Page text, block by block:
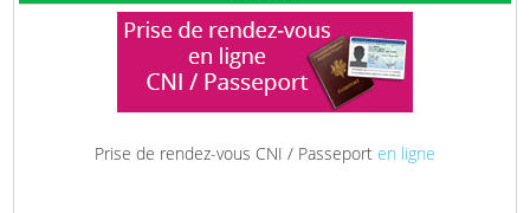
Prise de rendez-vous CNI / Passeport en ligne